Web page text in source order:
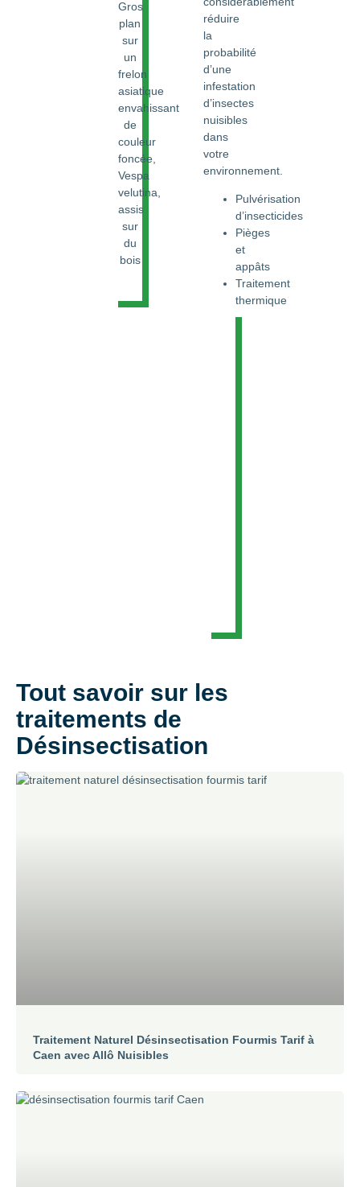
réduire
la
probabilité
d’une
infestation
d’insectes
nuisibles
dans
votre
environnement.
Pulvérisation
d’insecticides
Pièges
et
appâts
Traitement
thermique
Tout savoir sur les
traitements de
Désinsectisation
Traitement Naturel Désinsectisation Fourmis Tarif à
Caen avec Allô Nuisibles